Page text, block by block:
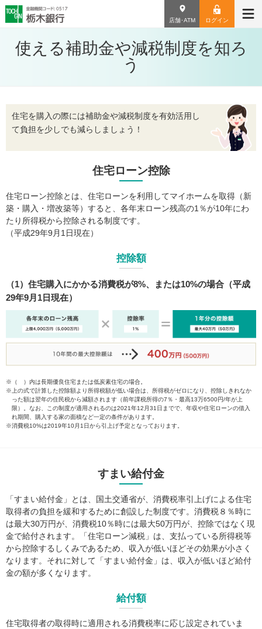
店舗･ATM ログイン
使える補助金や減税制度を知ろ
う
住宅を購入の際には補助金や減税制度を有効活用し
て負担を少しでも減らしましょう！
住宅ローン控除
住宅ローン控除とは、住宅ローンを利用してマイホームを取得（新
築・購入・増改築等）すると、 各年末ローン残高の1％が10年にわ
たり所得税から控除される制度です。
（平成29年9月1日現在）
控除額
（1）住宅購入にかかる消費税が8%、または10%の場合（平成
29年9月1日現在）
※（ ）内は長期優良住宅または低炭素住宅の場合。
※上の式で計算した控除額より所得税額が低い場合は、所得税がゼロになり、控除しきれなか
った額は翌年の住民税から減額されます（前年課税所得の7％・最高13万6500円/年が上
限）。なお、この制度が適用されるのは2021年12月31日までで、年収や住宅ローンの借入
れ期間、購入する家の面積など一定の条件があります。
※消費税10%は2019年10月1日から引上げ予定となっております。
すまい給付金
「すまい給付金」とは、国土交通省が、消費税率引上げによる住宅
取得者の負担を緩和するために創設した制度です。消費税８％時に
は最大30万円が、消費税10％時には最大50万円が、控除ではなく現
金で給付されます。「住宅ローン減税」は、支払っている所得税等
から控除するしくみであるため、収入が低いほどその効果が小さく
なります。それに対して「すまい給付金」は、収入が低いほど給付
金の額が多くなります。
給付額
住宅取得者の取得時に適用される消費税率に応じ設定されていま